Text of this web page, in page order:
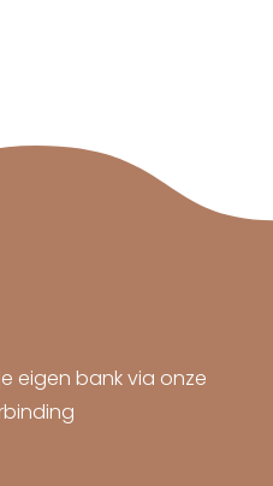
eigen bank via onze